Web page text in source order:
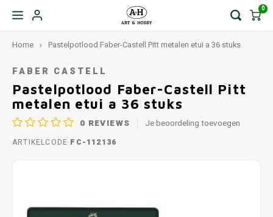
0
Home Pastelpotlood Faber-Castell Pitt metalen etui a 36 stuks
FABER CASTELL
Pastelpotlood Faber-Castell Pitt
metalen etui a 36 stuks
0 REVIEWS Je beoordeling toevoegen
ARTIKELCODE FC-112136